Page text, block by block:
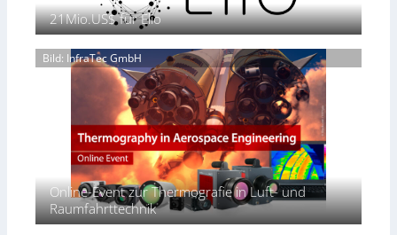
2
0
6
h
a
S
a
c
t
s
S
e
r
s
e
n
z
E
A
-
R
e
g
e
‚
H
e
r
s
p
e
c
t
21Mio.US$ für Elio
Bild: InfraTec GmbH
Online-Event zur Thermografie in Luft- und
Raumfahrttechnik